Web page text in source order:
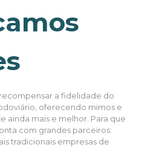
a fidelidade do
oferecendo mimos e
ainda mais e melhor. Para que
com grandes parceiros:
tradicionais empresas de